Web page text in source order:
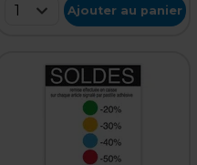
1 Ajouter au panier